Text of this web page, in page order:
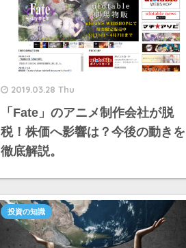
2019.03.28 Thu
「Fate」のアニメ制作会社が脱
税！株価へ影響は？今後の動きを
徹底解説。
投資の知識